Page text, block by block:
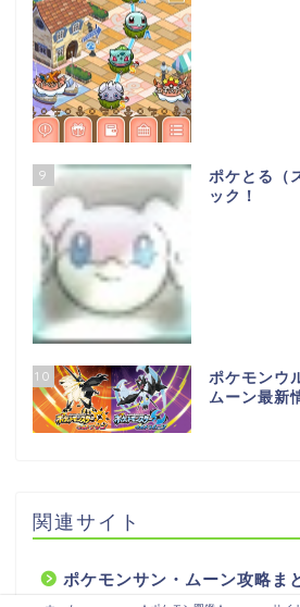
9
ポケとる（
ック！
10
ポケモンウ
ムーン最新
関連サイト
ポケモンサン・ムーン攻略ま